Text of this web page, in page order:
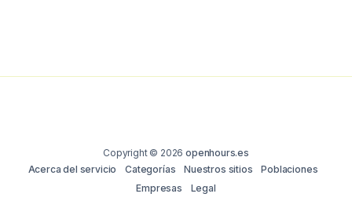
Copyright © 2026openhours.es
Acerca del servicio
Categorías Nuestros sitios
Poblaciones
Empresas
Legal